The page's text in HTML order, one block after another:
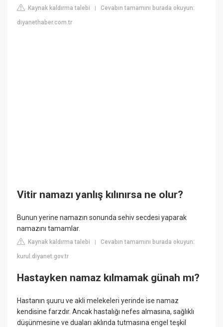
Kaynak kaldırma talebi |Cevabın tamamını burada okuyun:
diyanethaber.com.tr
Vitir namazı yanlış kılınırsa ne olur?
Bunun yerine namazın sonunda sehiv secdesi yaparak
namazını tamamlar.
Kaynak kaldırma talebi |Cevabın tamamını burada okuyun:
kurul.diyanet.gov.tr
Hastayken namaz kılmamak günah mı?
Hastanın şuuru ve akli melekeleri yerinde ise namaz
kendisine farzdır. Ancak hastalığı nefes almasına, sağlıklı
düşünmesine ve duaları aklında tutmasına engel teşkil